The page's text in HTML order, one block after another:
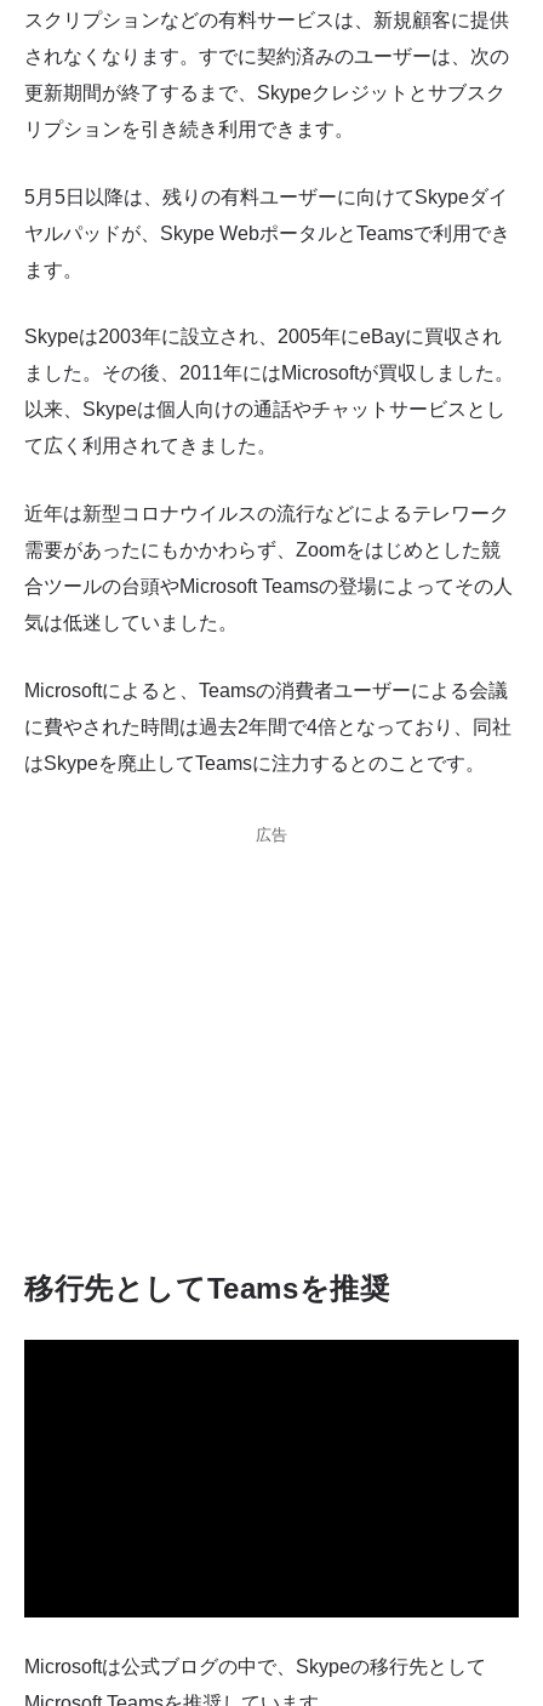
スクリプションなどの有料サービスは、新規顧客に提供
されなくなります。すでに契約済みのユーザーは、次の
更新期間が終了するまで、Skypeクレジットとサブスク
リプションを引き続き利用できます。
5月5日以降は、残りの有料ユーザーに向けてSkypeダイ
ヤルパッドが、Skype WebポータルとTeamsで利用でき
ます。
Skypeは2003年に設立され、2005年にeBayに買収され
ました。その後、2011年にはMicrosoftが買収しました。
以来、Skypeは個人向けの通話やチャットサービスとし
て広く利用されてきました。
近年は新型コロナウイルスの流行などによるテレワーク
需要があったにもかかわらず、Zoomをはじめとした競
合ツールの台頭やMicrosoft Teamsの登場によってその人
気は低迷していました。
Microsoftによると、Teamsの消費者ユーザーによる会議
に費やされた時間は過去2年間で4倍となっており、同社
はSkypeを廃止してTeamsに注力するとのことです。
広告
移行先としてTeamsを推奨
Microsoftは公式ブログの中で、Skypeの移行先として